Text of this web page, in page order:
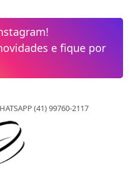
e fique por
(41) 99760-2117